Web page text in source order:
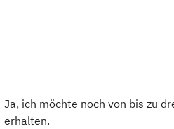
Ja, ich möchte noch von bis zu
erhalten.